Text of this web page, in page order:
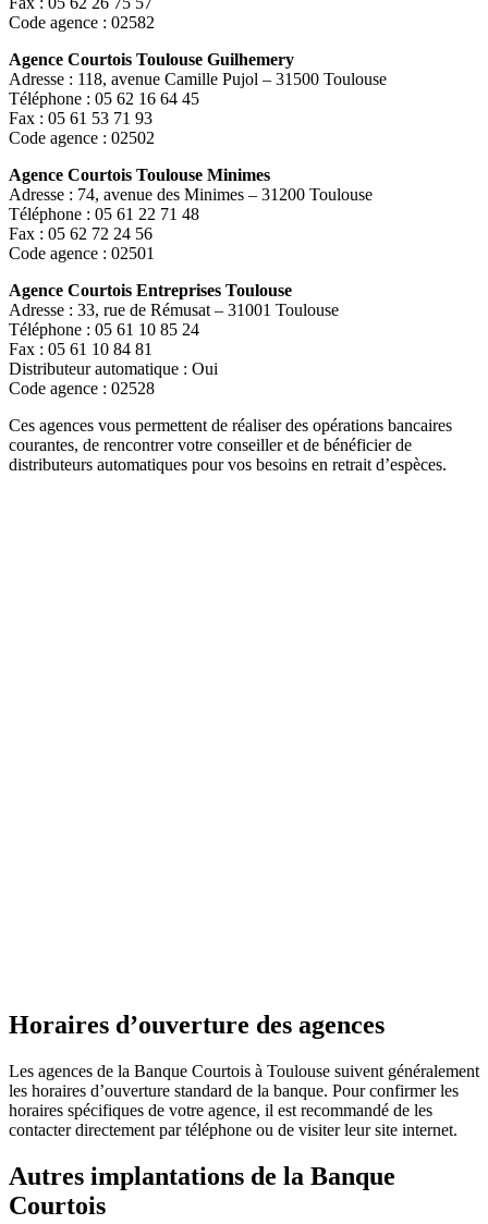
Code agence : 02582
Agence Courtois Toulouse Guilhemery
Adresse : 118, avenue Camille Pujol – 31500 Toulouse
Téléphone : 05 62 16 64 45
Fax : 05 61 53 71 93
Code agence : 02502
Agence Courtois Toulouse Minimes
Adresse : 74, avenue des Minimes – 31200 Toulouse
Téléphone : 05 61 22 71 48
Fax : 05 62 72 24 56
Code agence : 02501
Agence Courtois Entreprises Toulouse
Adresse : 33, rue de Rémusat – 31001 Toulouse
Téléphone : 05 61 10 85 24
Fax : 05 61 10 84 81
Distributeur automatique : Oui
Code agence : 02528
Ces agences vous permettent de réaliser des opérations bancaires
courantes, de rencontrer votre conseiller et de bénéficier de
distributeurs automatiques pour vos besoins en retrait d’espèces.
Horaires d’ouverture des agences
Les agences de la Banque Courtois à Toulouse suivent généralement
les horaires d’ouverture standard de la banque. Pour confirmer les
horaires spécifiques de votre agence, il est recommandé de les
contacter directement par téléphone ou de visiter leur site internet.
Autres implantations de la Banque
Courtois